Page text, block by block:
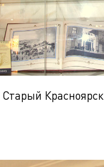
Старый Красноярск